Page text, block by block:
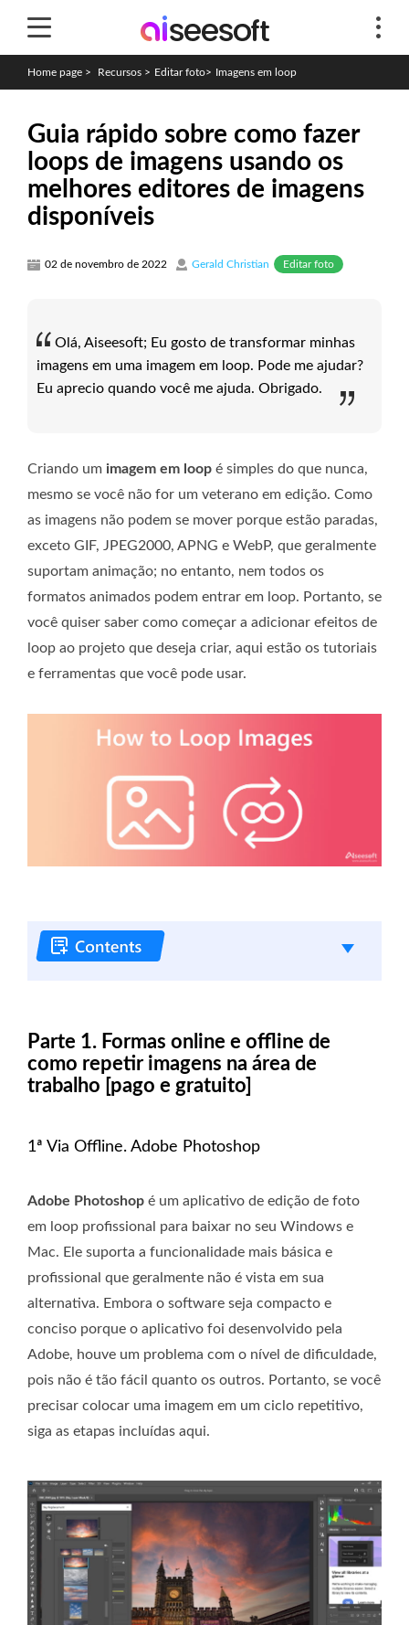
Home page > Recursos > Editar foto> Imagens em loop
Guia rápido sobre como fazer
loops de imagens usando os
melhores editores de imagens
disponíveis
02 de novembro de 2022 Gerald Christian Editar foto
Olá, Aiseesoft; Eu gosto de transformar minhas
imagens em uma imagem em loop. Pode me ajudar?
Eu aprecio quando você me ajuda. Obrigado.
Criando um imagem em loop é simples do que nunca,
mesmo se você não for um veterano em edição. Como
as imagens não podem se mover porque estão paradas,
exceto GIF, JPEG2000, APNG e WebP, que geralmente
suportam animação; no entanto, nem todos os
formatos animados podem entrar em loop. Portanto, se
você quiser saber como começar a adicionar efeitos de
loop ao projeto que deseja criar, aqui estão os tutoriais
e ferramentas que você pode usar.
Parte 1. Formas online e offline de
como repetir imagens na área de
trabalho [pago e gratuito]
1ª Via Offline. Adobe Photoshop
Adobe Photoshop é um aplicativo de edição de foto
em loop profissional para baixar no seu Windows e
Mac. Ele suporta a funcionalidade mais básica e
profissional que geralmente não é vista em sua
alternativa. Embora o software seja compacto e
conciso porque o aplicativo foi desenvolvido pela
Adobe, houve um problema com o nível de dificuldade,
pois não é tão fácil quanto os outros. Portanto, se você
precisar colocar uma imagem em um ciclo repetitivo,
siga as etapas incluídas aqui.